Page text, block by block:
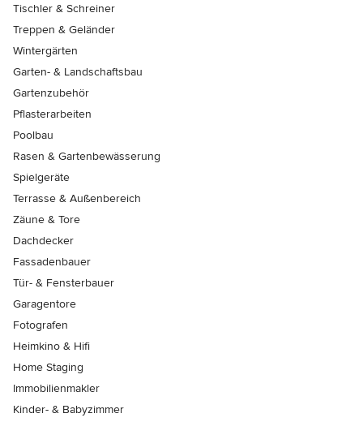
Tischler & Schreiner
Treppen & Geländer
Wintergärten
Garten- & Landschaftsbau
Gartenzubehör
Pflasterarbeiten
Poolbau
Rasen & Gartenbewässerung
Spielgeräte
Terrasse & Außenbereich
Zäune & Tore
Dachdecker
Fassadenbauer
Tür- & Fensterbauer
Garagentore
Fotografen
Heimkino & Hifi
Home Staging
Immobilienmakler
Kinder- & Babyzimmer